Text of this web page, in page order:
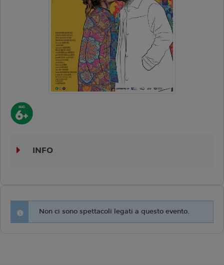
INFO
Non ci sono spettacoli legati a questo evento.